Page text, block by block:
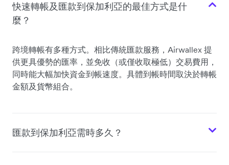
快速轉帳及匯款到保加利亞的最佳方式是什
麼？
跨境轉帳有多種方式。相比傳統匯款服務，Airwallex 提
供更具優勢的匯率，並免收（或僅收取極低）交易費用，
同時能大幅加快資金到帳速度。具體到帳時間取決於轉帳
金額及貨幣組合。
匯款到保加利亞需時多久？